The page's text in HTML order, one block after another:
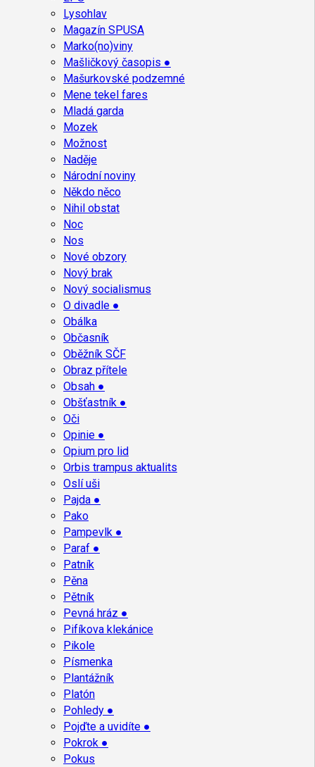
Lysohlav
Magazín SPUSA
Marko(no)viny
Mašličkový časopis ●
Mašurkovské podzemné
Mene tekel fares
Mladá garda
Mozek
Možnost
Naděje
Národní noviny
Někdo něco
Nihil obstat
Noc
Nos
Nové obzory
Nový brak
Nový socialismus
O divadle ●
Obálka
Občasník
Oběžník SČF
Obraz přítele
Obsah ●
Obšťastník ●
Oči
Opinie ●
Opium pro lid
Orbis trampus aktualits
Oslí uši
Pajda ●
Pako
Pampevlk ●
Paraf ●
Patník
Pěna
Pětník
Pevná hráz ●
Pifíkova klekánice
Pikole
Písmenka
Plantážník
Platón
Pohledy ●
Pojďte a uvidíte ●
Pokrok ●
Pokus